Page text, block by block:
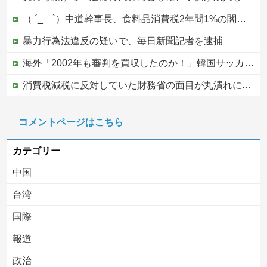
（ ´_ゝ`）中道幹事長、食料品消費税2年間1%の閣議決定を批判 → 記者「中道改革連合は食料品消費税ゼロを公約に掲げていたが？」→ 階猛氏「
暴力行為法違反の疑いで、毎日新聞記者を逮捕
海外「2002年も審判を買収したのか！」韓国サッカー協会による国際試合の審判買収が発覚し大騒ぎ！【海外の反応】
消費税減税に反対していた財務省の面目が丸潰れに、減税が決まった途端に市場が動き出したが……
【移民政策反対】イオンの売り場で唐揚げを食う中国人の子供
コメントページはこちら
カテゴリー
中国
台湾
国際
報道
政治